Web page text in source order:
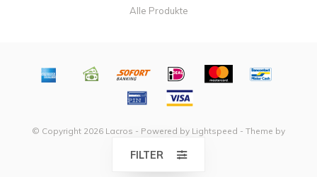
Alle Produkte
© Copyright 2026 Lacros - Powered by Lightspeed - Theme by
Dyvelopment
FILTER